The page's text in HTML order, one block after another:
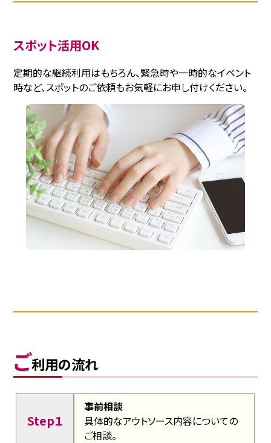
スポット活用OK
定期的な継続利用はもちろん、緊急時や一時的なイベント
時など、スポットのご依頼もお気軽にお申し付けください。
ご利用の流れ
Step１
事前相談
具体的なアウトソース内容についての
ご相談。